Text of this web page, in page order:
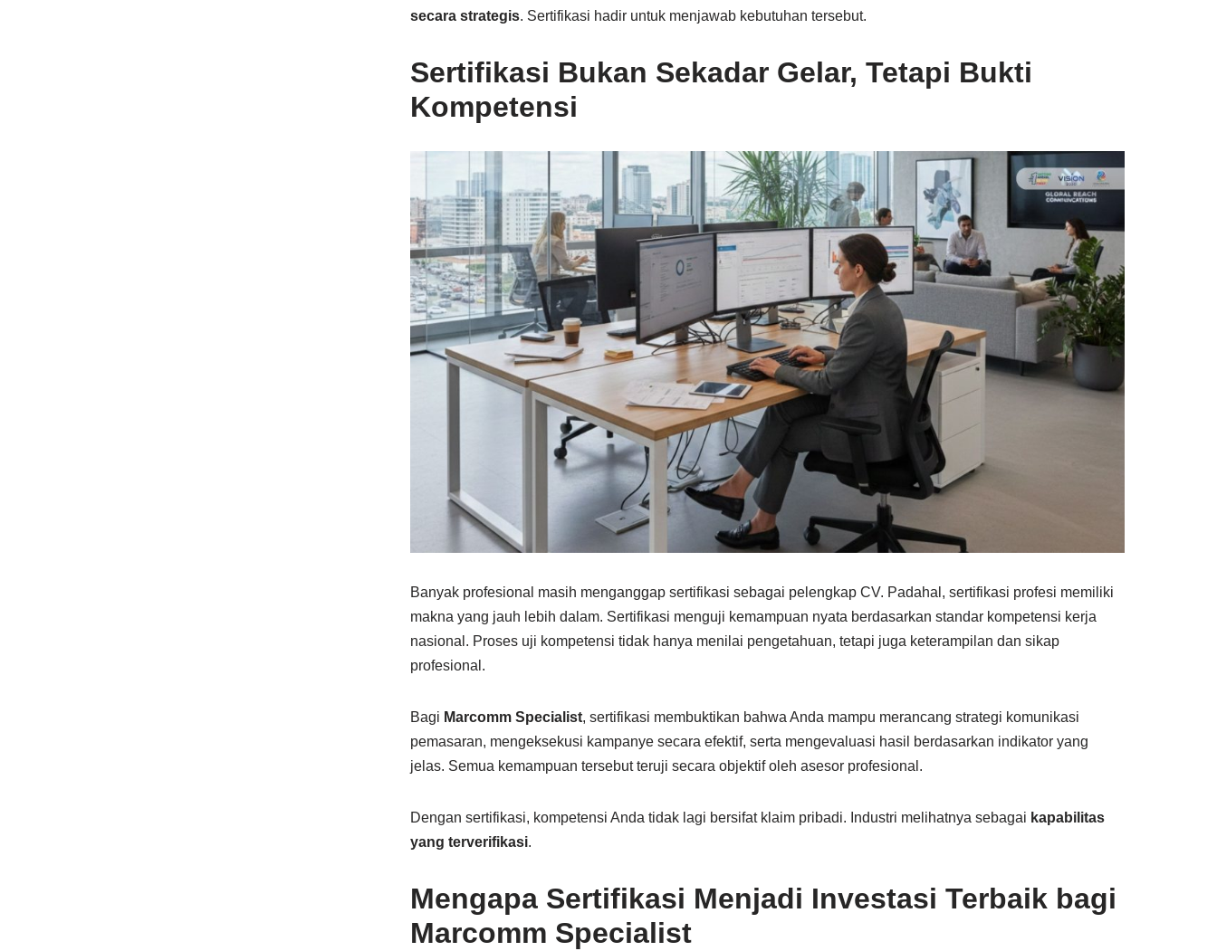
secara strategis. Sertifikasi hadir untuk menjawab kebutuhan tersebut.
Sertifikasi Bukan Sekadar Gelar, Tetapi Bukti
Kompetensi
Banyak profesional masih menganggap sertifikasi sebagai pelengkap CV. Padahal, sertifikasi profesi memiliki
makna yang jauh lebih dalam. Sertifikasi menguji kemampuan nyata berdasarkan standar kompetensi kerja
nasional. Proses uji kompetensi tidak hanya menilai pengetahuan, tetapi juga keterampilan dan sikap
profesional.
Bagi Marcomm Specialist, sertifikasi membuktikan bahwa Anda mampu merancang strategi komunikasi
pemasaran, mengeksekusi kampanye secara efektif, serta mengevaluasi hasil berdasarkan indikator yang
jelas. Semua kemampuan tersebut teruji secara objektif oleh asesor profesional.
Dengan sertifikasi, kompetensi Anda tidak lagi bersifat klaim pribadi. Industri melihatnya sebagai kapabilitas
yang terverifikasi.
Mengapa Sertifikasi Menjadi Investasi Terbaik bagi
Marcomm Specialist